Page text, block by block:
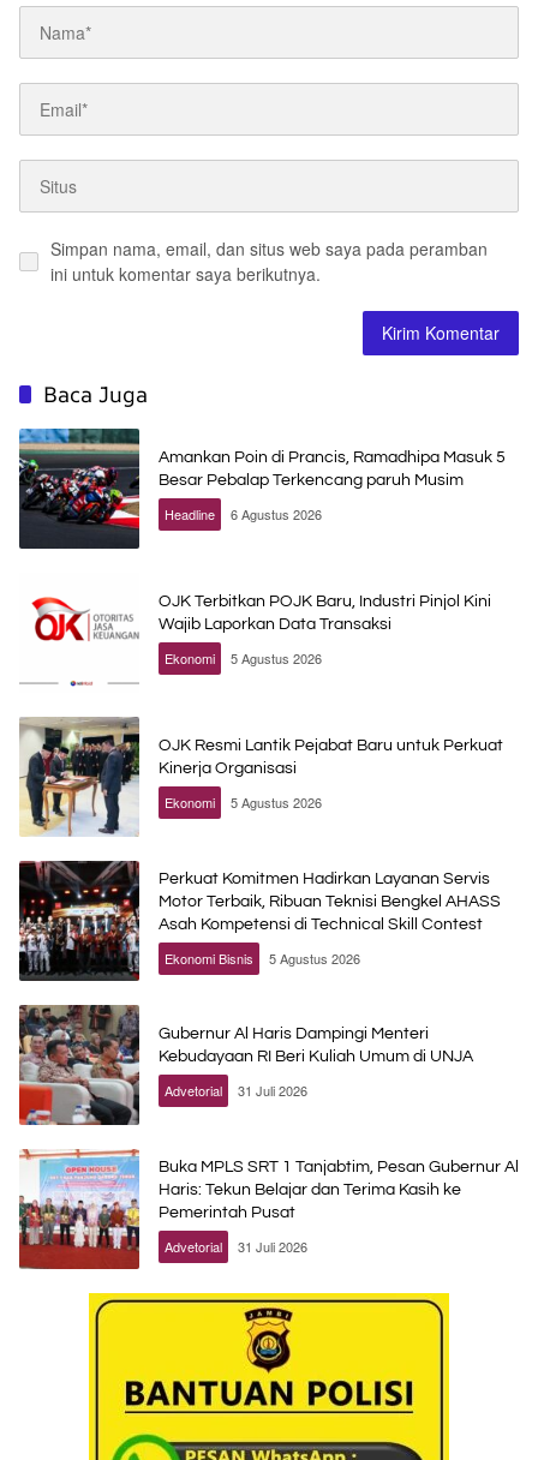
Simpan nama, email, dan situs web saya pada peramban
ini untuk komentar saya berikutnya.
Baca Juga
Amankan Poin di Prancis, Ramadhipa Masuk 5
Besar Pebalap Terkencang paruh Musim
Headline 6 Agustus 2026
OJK Terbitkan POJK Baru, Industri Pinjol Kini
Wajib Laporkan Data Transaksi
Ekonomi 5 Agustus 2026
OJK Resmi Lantik Pejabat Baru untuk Perkuat
Kinerja Organisasi
Ekonomi 5 Agustus 2026
Perkuat Komitmen Hadirkan Layanan Servis
Motor Terbaik, Ribuan Teknisi Bengkel AHASS
Asah Kompetensi di Technical Skill Contest
Ekonomi Bisnis 5 Agustus 2026
Gubernur Al Haris Dampingi Menteri
Kebudayaan RI Beri Kuliah Umum di UNJA
Advetorial 31 Juli 2026
Buka MPLS SRT 1 Tanjabtim, Pesan Gubernur Al
Haris: Tekun Belajar dan Terima Kasih ke
Pemerintah Pusat
Advetorial 31 Juli 2026